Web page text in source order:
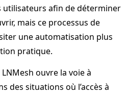
afin de déterminer
mais ce processus de
une automatisation plus
pratique.
ouvre la voie à
des situations où l’accès à